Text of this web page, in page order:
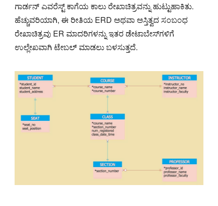
ಗಾರ್ಡನ್ ಎವರೆಸ್ಟ್ ಕಾಗೆಯ ಕಾಲು ರೇಖಾಚಿತ್ರವನ್ನು ಹುಟ್ಟುಹಾಕಿತು.
ಹೆಚ್ಚುವರಿಯಾಗಿ, ಈ ರೀತಿಯ ERD ಅಥವಾ ಅಸ್ತಿತ್ವದ ಸಂಬಂಧ
ರೇಖಾಚಿತ್ರವು ER ಮಾದರಿಗಳನ್ನು ಇತರ ಡೇಟಾಬೇಸ್‌ಗಳಿಗೆ
ಉಲ್ಲೇಖವಾಗಿ ಟೇಬಲ್ ಮಾಡಲು ಬಳಸುತ್ತದೆ.